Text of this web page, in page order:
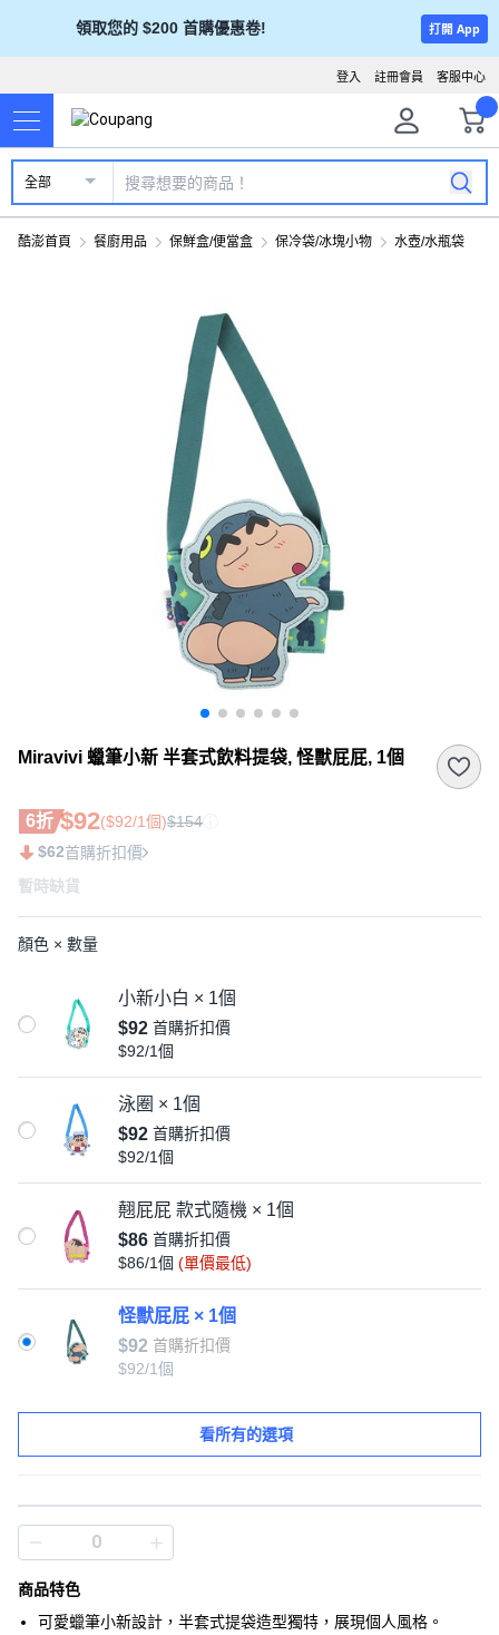
領取您的 $200 首購優惠卷! 打開 App
客服中心
註冊會員
登入
全部
酷澎首頁 餐廚用品 保鮮盒/便當盒 保冷袋/冰塊小物 水壺/水瓶袋
Miravivi 蠟筆小新 半套式飲料提袋, 怪獸屁屁, 1個
6折 $92($92/1個)$154
$62首購折扣價
暫時缺貨
顏色 × 數量
小新小白 × 1個
$92 首購折扣價
$92/1個
泳圈 × 1個
$92 首購折扣價
$92/1個
翹屁屁 款式隨機 × 1個
$86 首購折扣價
$86/1個 (單價最低)
怪獸屁屁 × 1個
$92 首購折扣價
$92/1個
看所有的選項
商品特色
可愛蠟筆小新設計，半套式提袋造型獨特，展現個人風格。